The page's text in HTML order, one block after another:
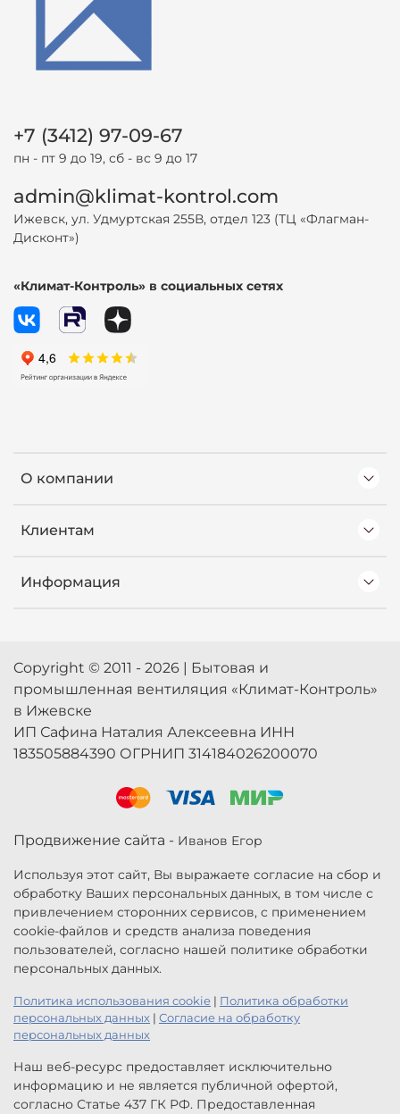
О компании
Клиентам
Информация
+7 (3412) 97-09-67
пн - пт 9 до 19, сб - вс 9 до 17
admin@klimat-kontrol.com
Ижевск, ул. Удмуртская 255В, отдел 123 (ТЦ «Флагман-
Дисконт»)
«Климат-Контроль» в социальных сетях
Copyright © 2011 - 2026 | Бытовая и
промышленная вентиляция «Климат-Контроль»
в Ижевске
ИП Сафина Наталия Алексеевна ИНН
183505884390 ОГРНИП 314184026200070
Продвижение сайта - Иванов Егор
Используя этот сайт, Вы выражаете согласие на сбор и
обработку Ваших персональных данных, в том числе с
привлечением сторонних сервисов, с применением
cookie-файлов и средств анализа поведения
пользователей, согласно нашей политике обработки
персональных данных.
Политика использования cookie | Политика обработки
персональных данных | Согласие на обработку
персональных данных
Наш веб-ресурс предоставляет исключительно
информацию и не является публичной офертой,
согласно Статье 437 ГК РФ. Предоставленная